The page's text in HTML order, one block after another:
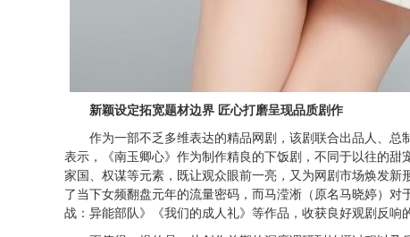
新颖设定拓宽题材边界 匠心打磨呈现品质剧作
作为一部不乏多维表达的精品网剧，该剧联合出品人、
表示，《南玉卿心》作为制作精良的下饭剧，不同于以往的甜
家国、权谋等元素，既让观众眼前一亮，又为网剧市场焕发
了当下女频翻盘元年的流量密码，而马滢淅（原名马晓婷）
战：异能部队》《我们的成人礼》等作品，收获良好观剧反响